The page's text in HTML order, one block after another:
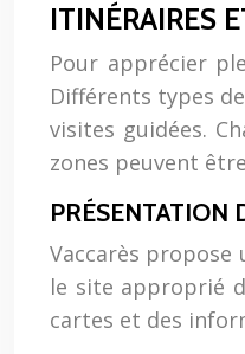
ITINÉRAIRES
Pour apprécier
Différents types
visites guidées.
zones peuvent
PRÉSENTATION
Vaccarès propose
le site approprié
cartes et des